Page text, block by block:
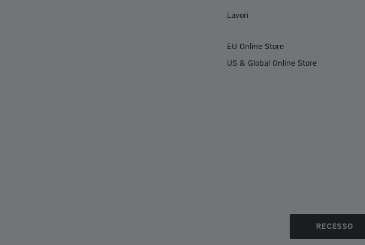
Lavori
EU Online Store
US & Global Online Store
RECESSO